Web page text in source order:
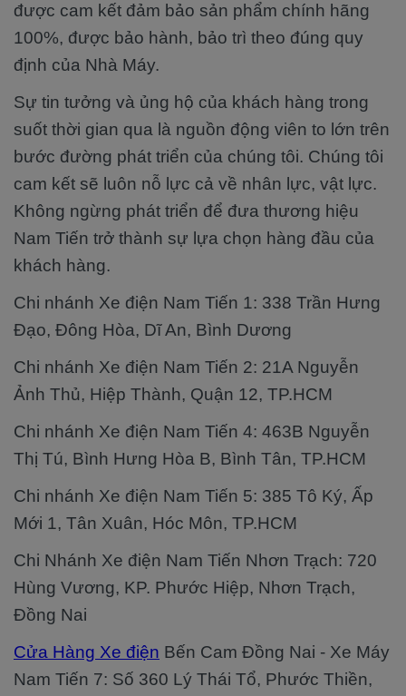
được cam kết đảm bảo sản phẩm chính hãng
100%, được bảo hành, bảo trì theo đúng quy
định của Nhà Máy.
Sự tin tưởng và ủng hộ của khách hàng trong
suốt thời gian qua là nguồn động viên to lớn trên
bước đường phát triển của chúng tôi. Chúng tôi
cam kết sẽ luôn nỗ lực cả về nhân lực, vật lực.
Không ngừng phát triển để đưa thương hiệu
Nam Tiến trở thành sự lựa chọn hàng đầu của
khách hàng.
Chi nhánh Xe điện Nam Tiến 1: 338 Trần Hưng
Đạo, Đông Hòa, Dĩ An, Bình Dương
Chi nhánh Xe điện Nam Tiến 2: 21A Nguyễn
Ảnh Thủ, Hiệp Thành, Quận 12, TP.HCM
Chi nhánh Xe điện Nam Tiến 4: 463B Nguyễn
Thị Tú, Bình Hưng Hòa B, Bình Tân, TP.HCM
Chi nhánh Xe điện Nam Tiến 5: 385 Tô Ký, Ấp
Mới 1, Tân Xuân, Hóc Môn, TP.HCM
Chi Nhánh Xe điện Nam Tiến Nhơn Trạch: 720
Hùng Vương, KP. Phước Hiệp, Nhơn Trạch,
Đồng Nai
Cửa Hàng Xe điện Bến Cam Đồng Nai - Xe Máy
Nam Tiến 7: Số 360 Lý Thái Tổ, Phước Thiền,